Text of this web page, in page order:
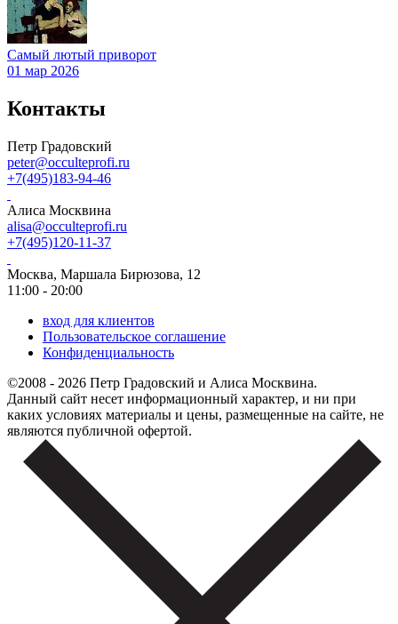
Самый лютый приворот
01 мар 2026
Контакты
Петр Градовский
peter@occulteprofi.ru
+7(495)183-94-46
Алиса Москвина
alisa@occulteprofi.ru
+7(495)120-11-37
Москва, Маршала Бирюзова, 12
11:00 - 20:00
вход для клиентов
Пользовательское соглашение
Конфиденциальность
©2008 - 2026 Петр Градовский и Алиса Москвина.
Данный сайт несет информационный характер, и ни при
каких условиях материалы и цены, размещенные на сайте, не
являются публичной офертой.